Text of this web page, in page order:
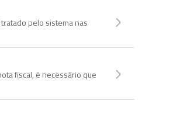
pelo sistema nas
fiscal, é necessário que